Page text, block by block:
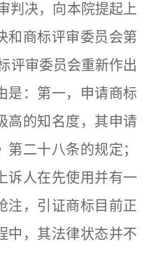
决，向本院提起上
和商标评审委员会第
评审委员会重新作出
是：第一，申请商标
高的知名度，其申请
二十八条的规定；
诉人在先使用并有一
注，引证商标目前正
中，其法律状态并不